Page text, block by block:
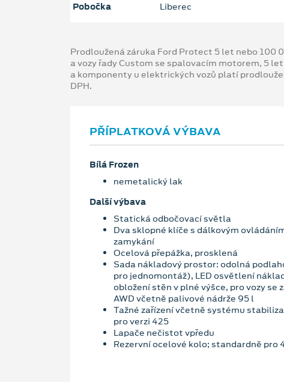
Pobočka Liberec
Prodloužená záruka Ford Protect 5 let nebo 100
a vozy řady Custom se spalovacím motorem, 5
a komponenty u elektrických vozů platí
DPH.
PŘÍPLATKOVÁ VÝBAVA
Bílá Frozen
nemetalický lak
Další výbava
Statická odbočovací světla
Dva sklopné klíče s dálkovým
zamykání
Ocelová přepážka, prosklená
Sada nákladový prostor: odolná
pro jednomontáž), LED osvětlení
obložení stěn v plné výšce, pro vozy se
AWD včetně palivové nádrže 95 l
Tažné zařízení včetně systému
pro verzi 425
Lapače nečistot vpředu
Rezervní ocelové kolo; standardně pro